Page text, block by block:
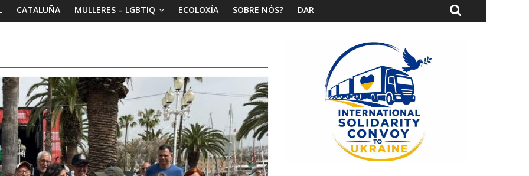
CATALUÑA MULLERES – LGBTIQ ECOLOXÍA SOBRE NÓS? DAR